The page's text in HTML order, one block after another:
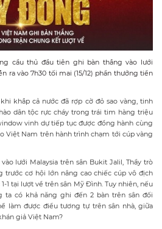
cầu thủ đầu tiên ghi bàn thắng vào lưới
ra vào 7h30 tối mai (15/12) phần thưởng tiền
khắp cả nước đã rợp cờ đỏ sao vàng, tinh
dân tộc rực cháy trong trái tim hàng triệu
vinh dự tiếp tục được đồng hành cùng
Việt Nam trên hành trình chạm tới cúp vàng
lưới Malaysia trên sân Bukit Jalil, Thầy trò
trước cơ hội lớn nâng cao chiếc cúp vô địch
1 tại lượt về trên sân Mỹ Đình. Tuy nhiên, nếu
ta có khả năng ghi đến 2 bàn trên sân đối
làm được điều tương tự trên sân nhà, giữa
giả Việt Nam?